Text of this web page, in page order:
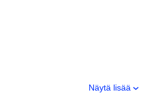
Näytä lisää